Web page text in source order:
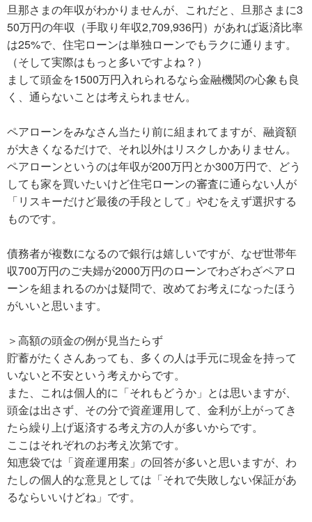
旦那さまの年収がわかりませんが、これだと、旦那さまに3
50万円の年収（手取り年収2,709,936円）があれば返済比率
は25%で、住宅ローンは単独ローンでもラクに通ります。
（そして実際はもっと多いですよね？）
まして頭金を1500万円入れられるなら金融機関の心象も良
く、通らないことは考えられません。
ペアローンをみなさん当たり前に組まれてますが、融資額
が大きくなるだけで、それ以外はリスクしかありません。
ペアローンというのは年収が200万円とか300万円で、どう
しても家を買いたいけど住宅ローンの審査に通らない人が
「リスキーだけど最後の手段として」やむをえず選択する
ものです。
債務者が複数になるので銀行は嬉しいですが、なぜ世帯年
収700万円のご夫婦が2000万円のローンでわざわざペアロ
ーンを組まれるのかは疑問で、改めてお考えになったほう
がいいと思います。
＞高額の頭金の例が見当たらず
貯蓄がたくさんあっても、多くの人は手元に現金を持って
いないと不安という考えからです。
また、これは個人的に「それもどうか」とは思いますが、
頭金は出さず、その分で資産運用して、金利が上がってき
たら繰り上げ返済する考え方の人が多いからです。
ここはそれぞれのお考え次第です。
知恵袋では「資産運用案」の回答が多いと思いますが、わ
たしの個人的な意見としては「それで失敗しない保証があ
るならいいけどね」です。